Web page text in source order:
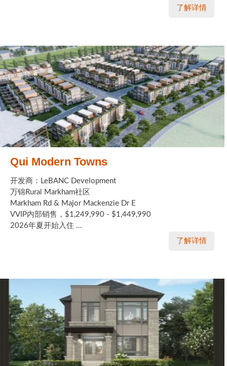
了解详情
Qui Modern Towns
开发商：LeBANC Development
万锦Rural Markham社区
Markham Rd & Major Mackenzie Dr E
VVIP内部销售，$1,249,990 - $1,449,990
2026年夏开始入住 ...
了解详情